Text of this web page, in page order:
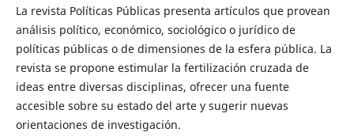
La revista Políticas Públicas presenta artículos que provean
análisis político, económico, sociológico o jurídico de
políticas públicas o de dimensiones de la esfera pública. La
revista se propone estimular la fertilización cruzada de
ideas entre diversas disciplinas, ofrecer una fuente
accesible sobre su estado del arte y sugerir nuevas
orientaciones de investigación.